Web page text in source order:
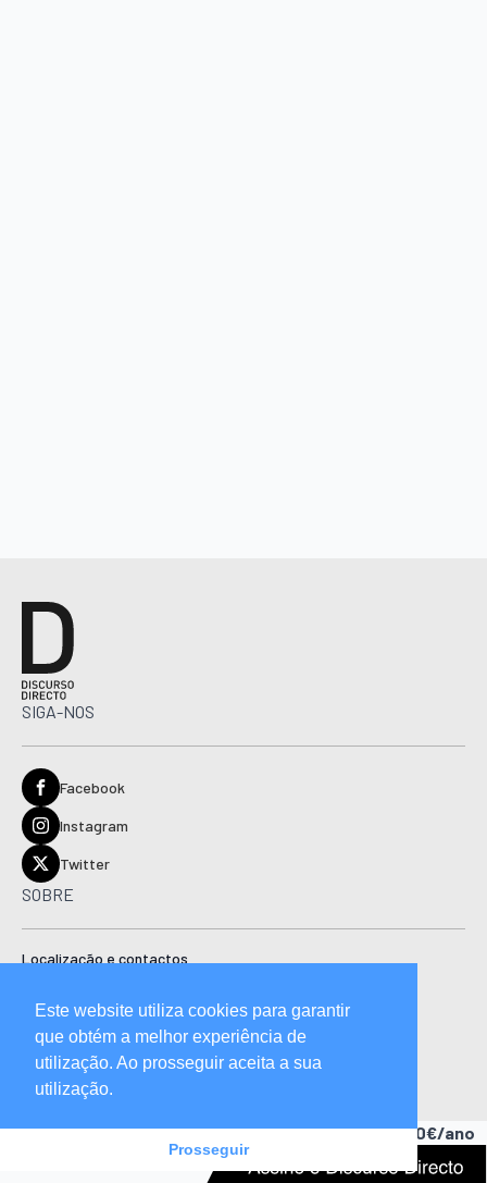
SIGA-NOS
Facebook
Instagram
Twitter
SOBRE
Localização e contactos
Ficha técnica
Manual de boas práticas editoriais e código de conduta
Descubra as vantagens de ser assinante.A partir de 15,90€/ano
Este website utiliza cookies para garantir
que obtém a melhor experiência de
utilização. Ao prosseguir aceita a sua
utilização.
Prosseguir